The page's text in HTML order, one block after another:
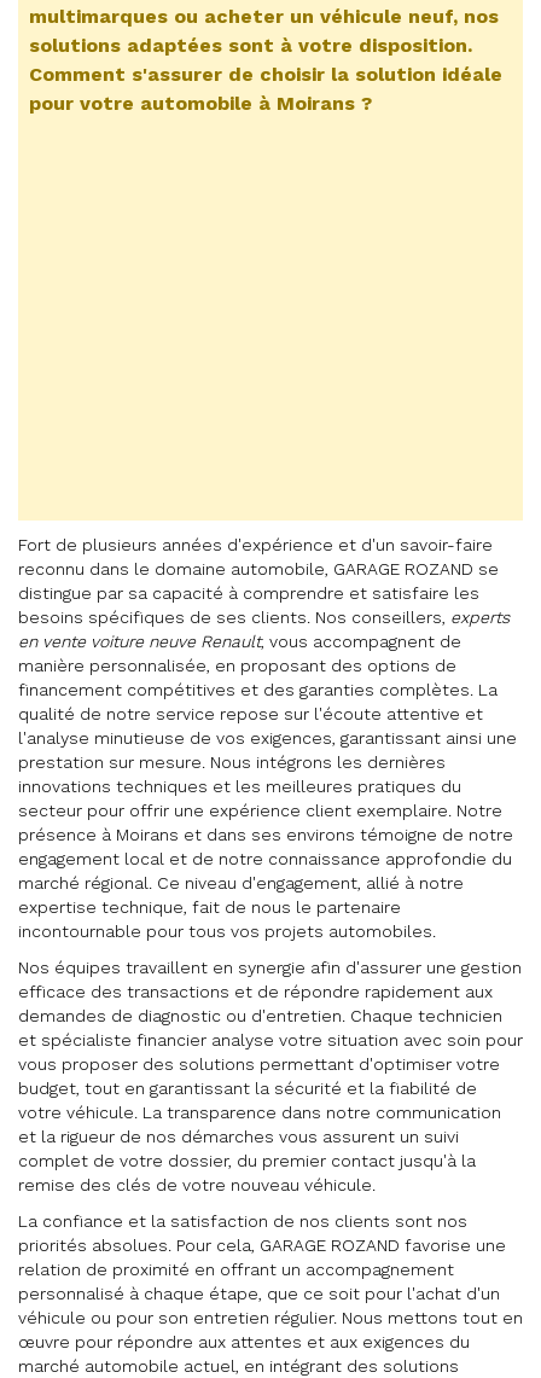
multimarques ou acheter un véhicule neuf, nos
solutions adaptées sont à votre disposition.
Comment s'assurer de choisir la solution idéale
pour votre automobile à Moirans ?
Fort de plusieurs années d'expérience et d'un savoir-faire
reconnu dans le domaine automobile, GARAGE ROZAND se
distingue par sa capacité à comprendre et satisfaire les
besoins spécifiques de ses clients. Nos conseillers, experts
en vente voiture neuve Renault, vous accompagnent de
manière personnalisée, en proposant des options de
financement compétitives et des garanties complètes. La
qualité de notre service repose sur l'écoute attentive et
l'analyse minutieuse de vos exigences, garantissant ainsi une
prestation sur mesure. Nous intégrons les dernières
innovations techniques et les meilleures pratiques du
secteur pour offrir une expérience client exemplaire. Notre
présence à Moirans et dans ses environs témoigne de notre
engagement local et de notre connaissance approfondie du
marché régional. Ce niveau d'engagement, allié à notre
expertise technique, fait de nous le partenaire
incontournable pour tous vos projets automobiles.
Nos équipes travaillent en synergie afin d'assurer une gestion
efficace des transactions et de répondre rapidement aux
demandes de diagnostic ou d'entretien. Chaque technicien
et spécialiste financier analyse votre situation avec soin pour
vous proposer des solutions permettant d'optimiser votre
budget, tout en garantissant la sécurité et la fiabilité de
votre véhicule. La transparence dans notre communication
et la rigueur de nos démarches vous assurent un suivi
complet de votre dossier, du premier contact jusqu'à la
remise des clés de votre nouveau véhicule.
La confiance et la satisfaction de nos clients sont nos
priorités absolues. Pour cela, GARAGE ROZAND favorise une
relation de proximité en offrant un accompagnement
personnalisé à chaque étape, que ce soit pour l'achat d'un
véhicule ou pour son entretien régulier. Nous mettons tout en
œuvre pour répondre aux attentes et aux exigences du
marché automobile actuel, en intégrant des solutions